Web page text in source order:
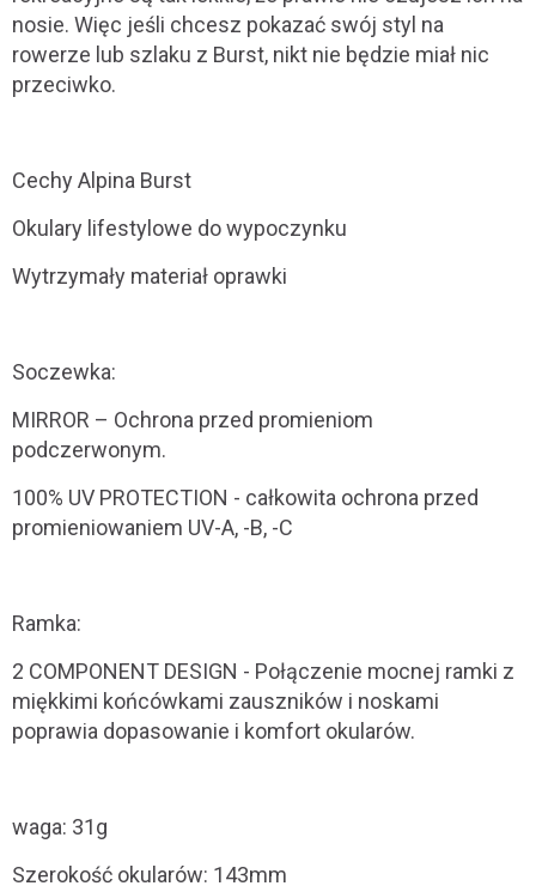
nosie. Więc jeśli chcesz pokazać swój styl na
rowerze lub szlaku z Burst, nikt nie będzie miał nic
przeciwko.
Cechy Alpina Burst
Okulary lifestylowe do wypoczynku
Wytrzymały materiał oprawki
Soczewka:
MIRROR – Ochrona przed promieniom
podczerwonym.
100% UV PROTECTION - całkowita ochrona przed
promieniowaniem UV-A, -B, -C
Ramka:
2 COMPONENT DESIGN - Połączenie mocnej ramki z
miękkimi końcówkami zauszników i noskami
poprawia dopasowanie i komfort okularów.
waga: 31g
Szerokość okularów: 143mm